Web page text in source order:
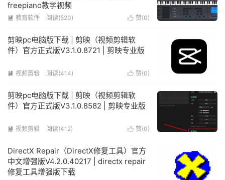
freepiano教学视频
 赞(0)
 教育软件 阅读(520)
剪映pc电脑版下载 | 剪映（视频剪辑软
件）官方正式版V3.1.0.8721 | 剪映专业版
 赞(0)
 视频剪辑 阅读(414)
剪映pc电脑版下载 | 剪映（视频剪辑软
件）官方正式版V3.1.0.8582 | 剪映专业版
 赞(0)
 视频剪辑 阅读(412)
DirectX Repair（DirectX修复工具）官方
中文增强版V4.2.0.40217 | directx repair
修复工具增强版下载